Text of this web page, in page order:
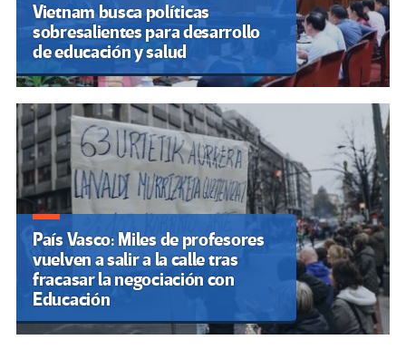
Vietnam busca políticas
sobresalientes para desarrollo
de educación y salud
País Vasco: Miles de profesores
vuelven a salir a la calle tras
fracasar la negociación con
Educación